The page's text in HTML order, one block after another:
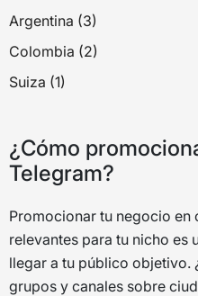
Argentina (3)
Colombia (2)
Suiza (1)
¿Cómo
Telegram?
Promocionar tu negocio en
relevantes para tu nicho es
llegar a tu público objetivo.
grupos y canales sobre